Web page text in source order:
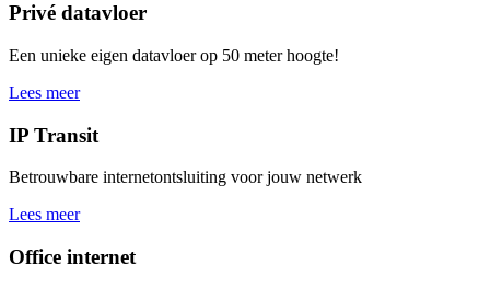
Privé datavloer
Een unieke eigen datavloer op 50 meter hoogte!
Lees meer
IP Transit
Betrouwbare internetontsluiting voor jouw netwerk
Lees meer
Office internet